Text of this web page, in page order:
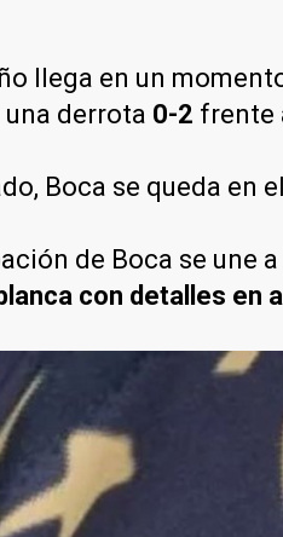
llega en un
derrota 0-2 frente
Boca se queda en
de Boca se une
blanca con detalles en